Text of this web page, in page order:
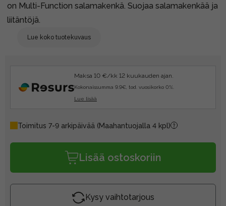
on Multi-Function salamakenkä. Suojaa salamakenkää ja
liitäntöjä.
Lue koko tuotekuvaus
Maksa 10 €/kk 12 kuukauden ajan.
Kokonaissumma 9.9€, tod. vuosikorko 0%.
Lue lisää
Toimitus 7-9 arkipäivää (Maahantuojalla 4 kpl)
Lisää ostoskoriin
Kysy vaihtotarjous